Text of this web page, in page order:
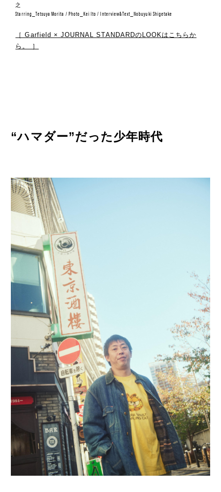
之
Starring_Tetsuya Morita / Photo_Kei Ito / Interview&Text_Nobuyuki Shigetake
［ Garfield × JOURNAL STANDARDのLOOKはこちらか
ら。 ］
“ハマダー”だった少年時代